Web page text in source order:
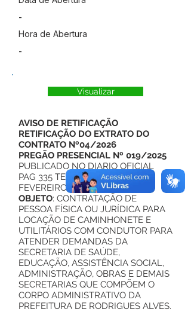
-
Hora de Abertura
-
Visualizar
AVISO DE RETIFICAÇÃO
RETIFICAÇÃO DO EXTRATO DO
CONTRATO Nº04/2026
PREGÃO PRESENCIAL Nº 019/2025
PUBLICADO NO DIARIO OFICIAL
PAG 335 TERÇA-FEIRA, 24 DE
FEVEREIRO DE 2026 Nº 14.210
OBJETO: CONTRATAÇÃO DE
PESSOA FÍSICA OU JURÍDICA PARA
LOCAÇÃO DE CAMINHONETE E
UTILITÁRIOS COM CONDUTOR PARA
ATENDER DEMANDAS DA
SECRETARIA DE SAÚDE,
EDUCAÇÃO, ASSISTÊNCIA SOCIAL,
ADMINISTRAÇÃO, OBRAS E DEMAIS
SECRETARIAS QUE COMPÕEM O
CORPO ADMINISTRATIVO DA
PREFEITURA DE RODRIGUES ALVES.